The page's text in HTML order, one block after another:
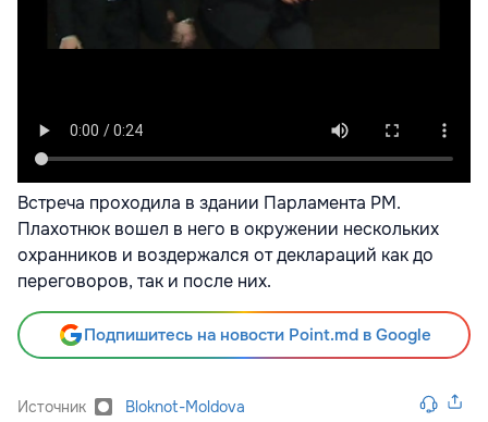
Встреча проходила в здании Парламента РМ.
Плахотнюк вошел в него в окружении нескольких
охранников и воздержался от деклараций как до
переговоров, так и после них.
Подпишитесь на новости Point.md в Google
Источник Bloknot-Moldova